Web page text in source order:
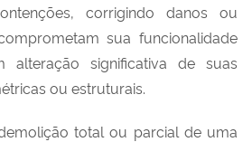
corrigindo danos ou
sua funcionalidade
alteração significativa de suas
ou estruturais.
total ou parcial de uma